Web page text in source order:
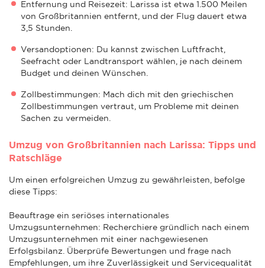
Entfernung und Reisezeit: Larissa ist etwa 1.500 Meilen
von Großbritannien entfernt, und der Flug dauert etwa
3,5 Stunden.
Versandoptionen: Du kannst zwischen Luftfracht,
Seefracht oder Landtransport wählen, je nach deinem
Budget und deinen Wünschen.
Zollbestimmungen: Mach dich mit den griechischen
Zollbestimmungen vertraut, um Probleme mit deinen
Sachen zu vermeiden.
Umzug von Großbritannien nach Larissa: Tipps und
Ratschläge
Um einen erfolgreichen Umzug zu gewährleisten, befolge
diese Tipps:
Beauftrage ein seriöses internationales
Umzugsunternehmen: Recherchiere gründlich nach einem
Umzugsunternehmen mit einer nachgewiesenen
Erfolgsbilanz. Überprüfe Bewertungen und frage nach
Empfehlungen, um ihre Zuverlässigkeit und Servicequalität